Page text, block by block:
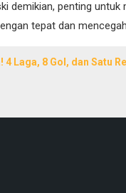
demikian, penting
tepat dan
4 Laga, 8 Gol, dan Satu